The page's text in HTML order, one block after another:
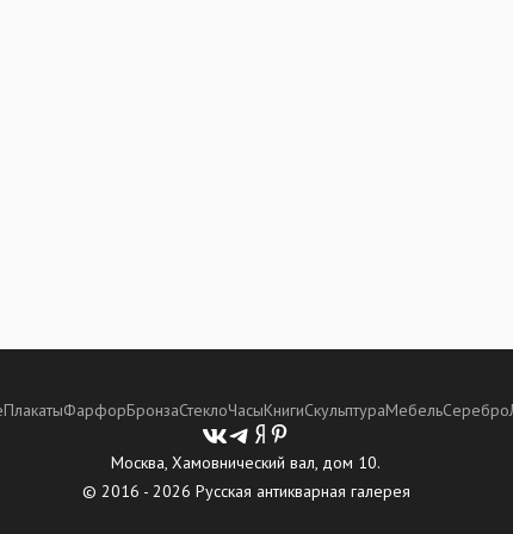
ПлакатыФарфорБронзаСтеклоЧасыКнигиСкульптураМебельСеребро
Москва, Хамовнический вал, дом 10.
© 2016 - 2026 Русская антикварная галерея